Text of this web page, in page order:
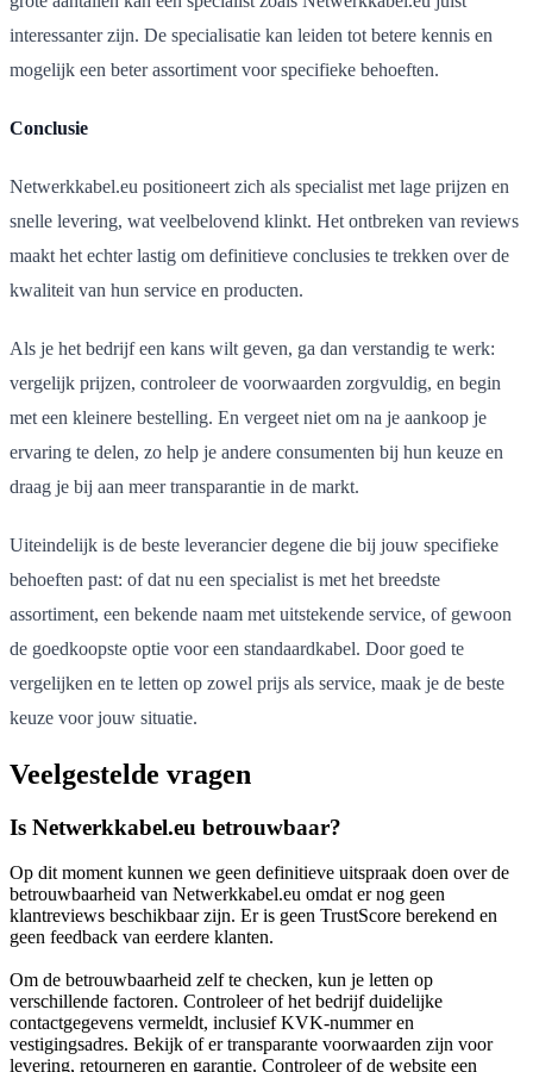
interessanter zijn. De specialisatie kan leiden tot betere kennis en
mogelijk een beter assortiment voor specifieke behoeften.
Conclusie
Netwerkkabel.eu positioneert zich als specialist met lage prijzen en
snelle levering, wat veelbelovend klinkt. Het ontbreken van reviews
maakt het echter lastig om definitieve conclusies te trekken over de
kwaliteit van hun service en producten.
Als je het bedrijf een kans wilt geven, ga dan verstandig te werk:
vergelijk prijzen, controleer de voorwaarden zorgvuldig, en begin
met een kleinere bestelling. En vergeet niet om na je aankoop je
ervaring te delen, zo help je andere consumenten bij hun keuze en
draag je bij aan meer transparantie in de markt.
Uiteindelijk is de beste leverancier degene die bij jouw specifieke
behoeften past: of dat nu een specialist is met het breedste
assortiment, een bekende naam met uitstekende service, of gewoon
de goedkoopste optie voor een standaardkabel. Door goed te
vergelijken en te letten op zowel prijs als service, maak je de beste
keuze voor jouw situatie.
Veelgestelde vragen
Is Netwerkkabel.eu betrouwbaar?
Op dit moment kunnen we geen definitieve uitspraak doen over de
betrouwbaarheid van Netwerkkabel.eu omdat er nog geen
klantreviews beschikbaar zijn. Er is geen TrustScore berekend en
geen feedback van eerdere klanten.
Om de betrouwbaarheid zelf te checken, kun je letten op
verschillende factoren. Controleer of het bedrijf duidelijke
contactgegevens vermeldt, inclusief KVK-nummer en
vestigingsadres. Bekijk of er transparante voorwaarden zijn voor
levering, retourneren en garantie. Controleer of de website een